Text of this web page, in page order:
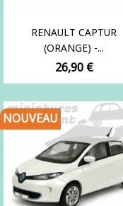
RENAULT CAPTUR
(ORANGE) -...
Prix
26,90 €
NOUVEAU